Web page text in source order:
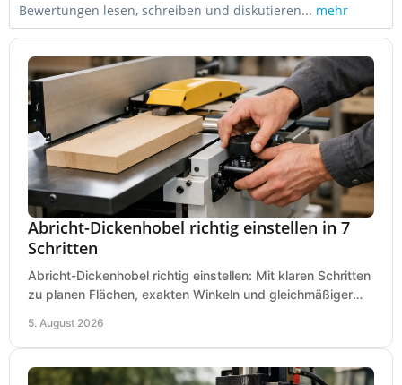
Bewertungen lesen, schreiben und diskutieren... mehr
Abricht-Dickenhobel richtig einstellen in 7
Schritten
Abricht-Dickenhobel richtig einstellen: Mit klaren Schritten
zu planen Flächen, exakten Winkeln und gleichmäßiger
5. August 2026